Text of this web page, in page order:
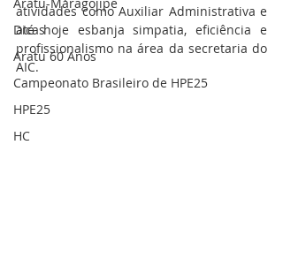
Dicas
Aratu 60 Anos
Campeonato Brasileiro de HPE25
HPE25
HC
atividades como Auxiliar Administrativa e
até hoje esbanja simpatia, eficiência e
profissionalismo na área da secretaria do
AIC.